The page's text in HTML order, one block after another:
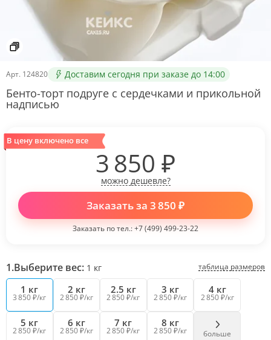
Арт. 124820 Доставим сегодня при заказе до 14:00
Бенто-торт подруге с сердечками и прикольной
надписью
1.Выберите вес: 1 кг таблица размеров
1 кг
3 850 ₽/кг
2 кг
2 850 ₽/кг
2.5 кг
2 850 ₽/кг
3 кг
2 850 ₽/кг
4 кг
2 850 ₽/кг
5 кг
2 850 ₽/кг
6 кг
2 850 ₽/кг
7 кг
2 850 ₽/кг
8 кг
2 850 ₽/кг больше
В цену включено все
3 850 ₽
можно дешевле?
Заказать за 3 850 ₽
Заказать по тел.:+7 (499) 499-23-22